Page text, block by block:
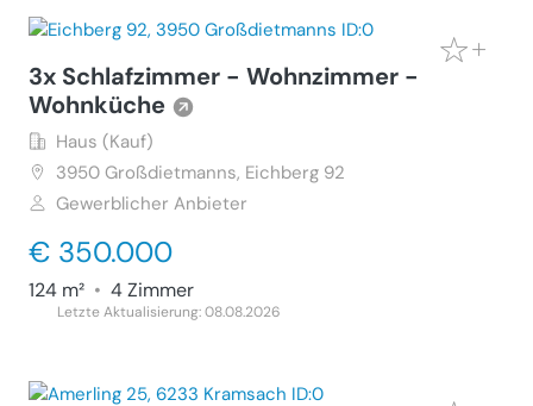
3x Schlafzimmer - Wohnzimmer -
Wohnküche
Haus (Kauf)
3950 Großdietmanns, Eichberg 92
Gewerblicher Anbieter
€ 350.000
124 m² • 4 Zimmer
Letzte Aktualisierung: 08.08.2026